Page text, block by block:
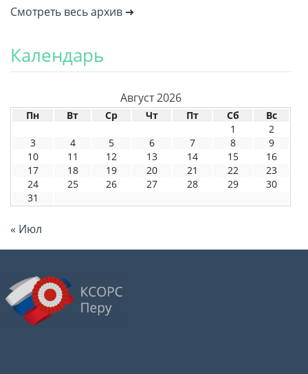
Смотреть весь архив ➜
Календарь
Август 2026
Пн Вт Ср Чт Пт Сб
Вс
1
2
3
4 5 6 7 8
9
10
11 12 13 14 15
16
17
18 19 20 21 22
23
24
25 26 27 28 29
30
31
« Июл